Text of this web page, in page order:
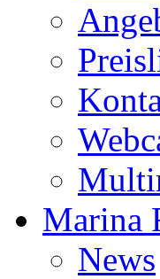
Marina
News